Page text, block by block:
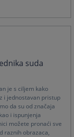
suda
je s ciljem kako
i jednostavan pristup
da su od značaja
i ispunjenja
možete pronaći sve
raznih obrazaca,